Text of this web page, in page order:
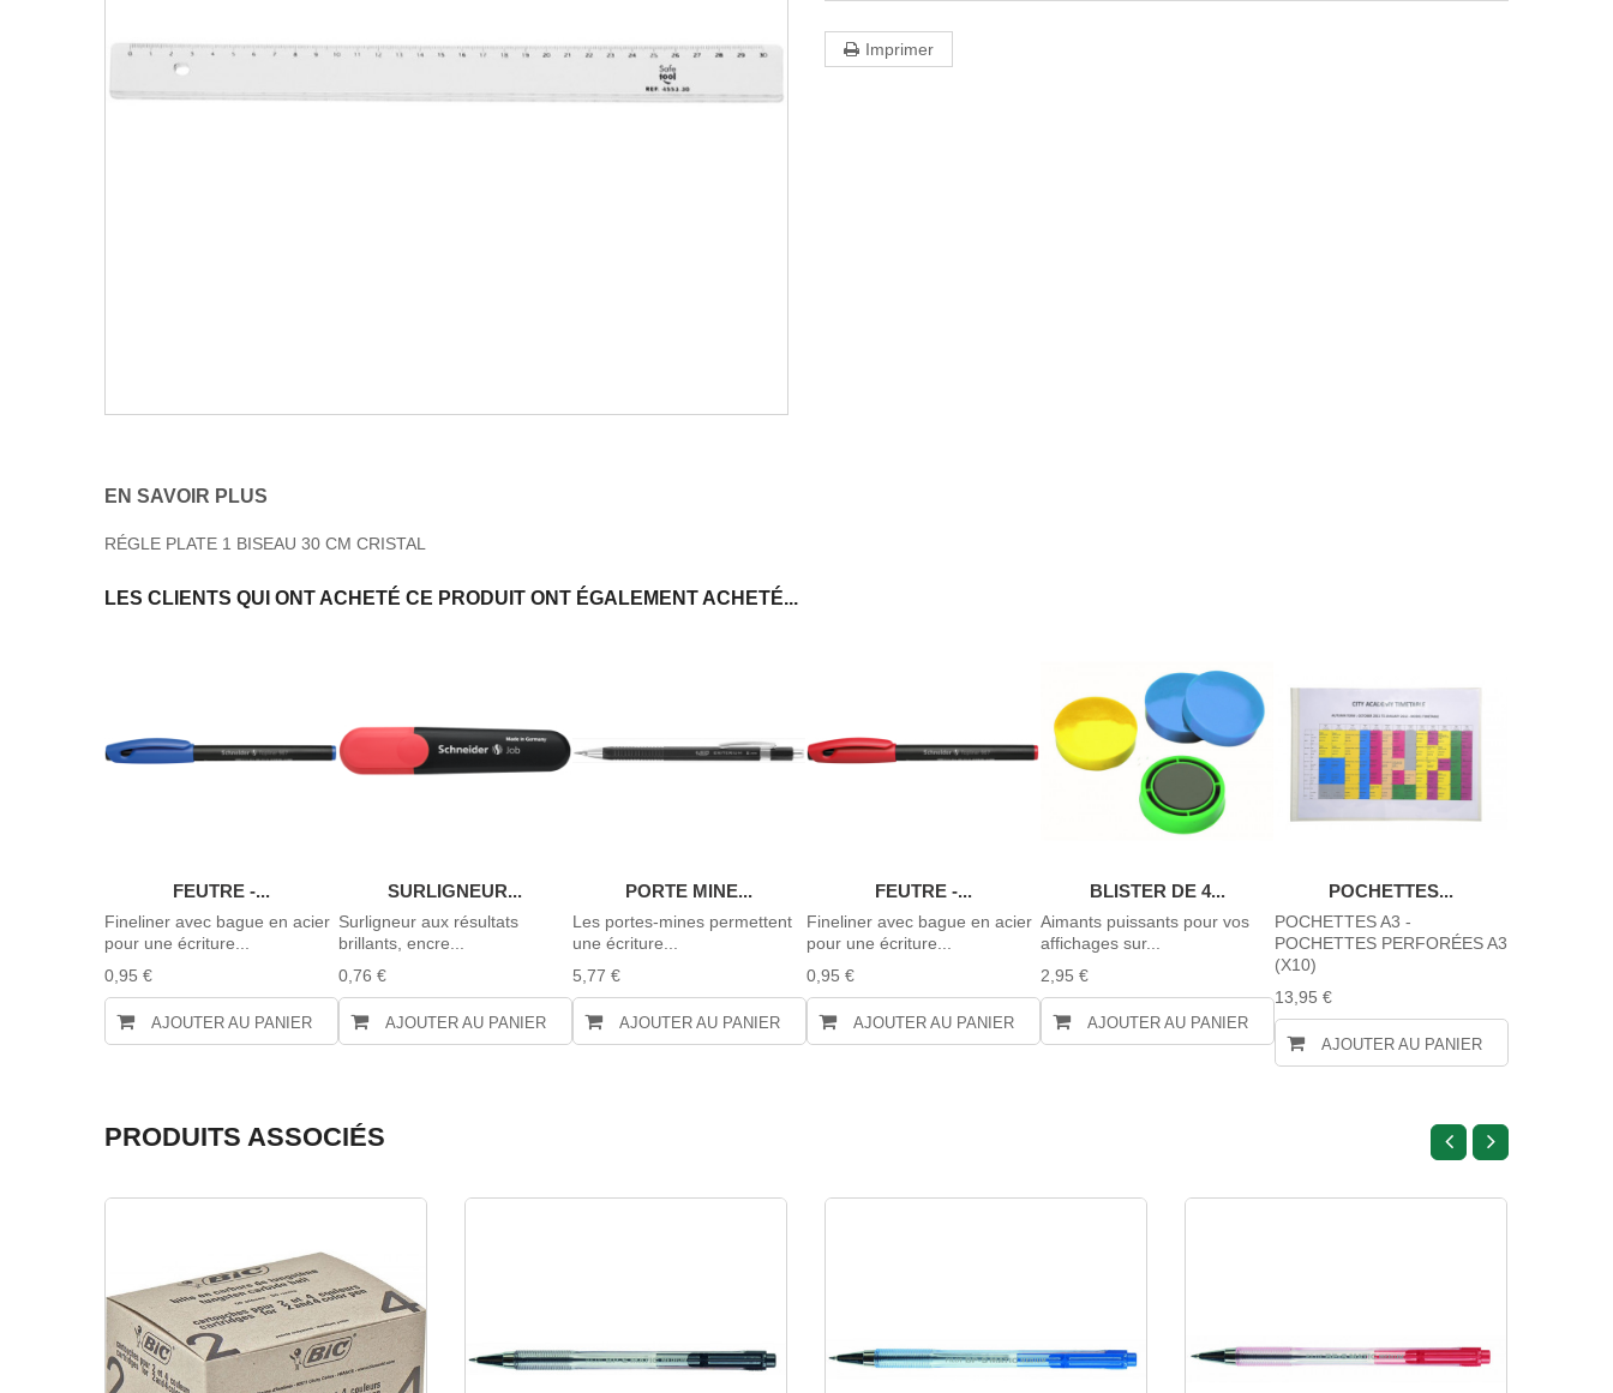
Imprimer
EN SAVOIR PLUS
RÉGLE PLATE 1 BISEAU 30 CM CRISTAL
LES CLIENTS QUI ONT ACHETÉ CE PRODUIT ONT ÉGALEMENT ACHETÉ...
FEUTRE -...
Fineliner avec bague en acier
pour une écriture...
0,95 €
AJOUTER AU PANIER
SURLIGNEUR...
Surligneur aux résultats
brillants, encre...
0,76 €
AJOUTER AU PANIER
PORTE MINE...
Les portes-mines permettent
une écriture...
5,77 €
AJOUTER AU PANIER
FEUTRE -...
Fineliner avec bague en acier
pour une écriture...
0,95 €
AJOUTER AU PANIER
BLISTER DE 4...
Aimants puissants pour vos
affichages sur...
2,95 €
AJOUTER AU PANIER
POCHETTES...
POCHETTES A3 -
POCHETTES PERFORÉES A3
(X10)
13,95 €
AJOUTER AU PANIER
PRODUITS ASSOCIÉS